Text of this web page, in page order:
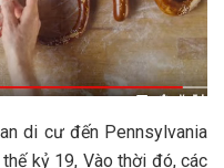
di cư đến Pennsylvania
kỷ 19, Vào thời đó, các